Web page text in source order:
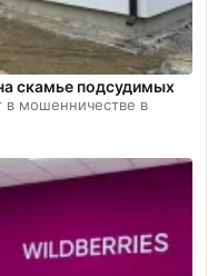
скамье подсудимых
мошенничестве в